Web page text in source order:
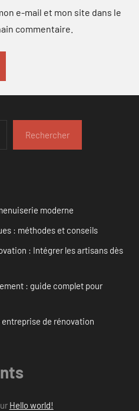
e-mail et mon site dans le
commentaire.
Rechercher
moderne
: méthodes et conseils
: Intégrer les artisans dès
: guide complet pour
de rénovation
Hello world!